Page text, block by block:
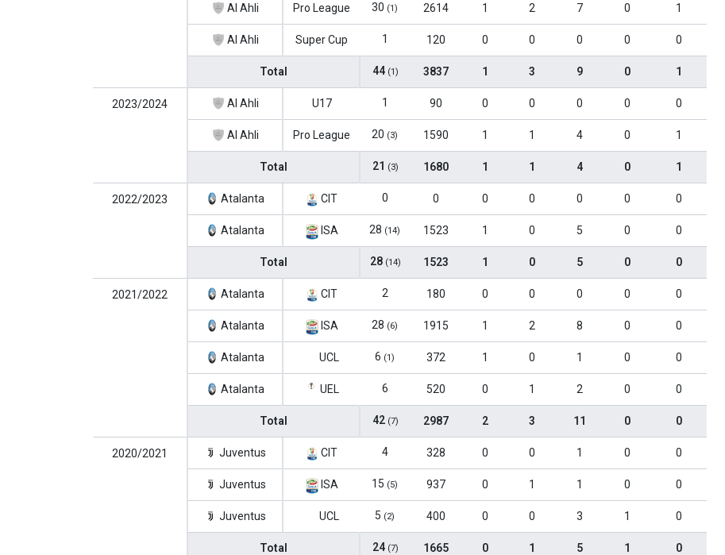
Al Ahli Pro League 30 (1) 2614 1 2 7 0 1
Al Ahli Super Cup 1 120 0 0 0 0 0
Total 44 (1) 3837 1 3 9 0 1
2023/2024 Al Ahli U17 1 90 0 0 0 0 0
Al Ahli Pro League 20 (3) 1590 1 1 4 0 1
Total 21 (3) 1680 1 1 4 0 1
2022/2023 Atalanta CIT 0 0 0 0 0 0 0
Atalanta ISA 28 (14) 1523 1 0 5 0 0
Total 28 (14) 1523 1 0 5 0 0
2021/2022 Atalanta CIT 2 180 0 0 0 0 0
Atalanta ISA 28 (6) 1915 1 2 8 0 0
Atalanta UCL 6 (1) 372 1 0 1 0 0
Atalanta UEL 6 520 0 1 2 0 0
Total 42 (7) 2987 2 3 11 0 0
2020/2021 Juventus CIT 4 328 0 0 1 0 0
Juventus ISA 15 (5) 937 0 1 1 0 0
Juventus UCL 5 (2) 400 0 0 3 1 0
Total 24 (7) 1665 0 1 5 1 0